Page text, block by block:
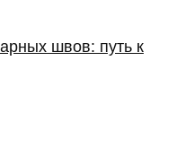
швов: путь к